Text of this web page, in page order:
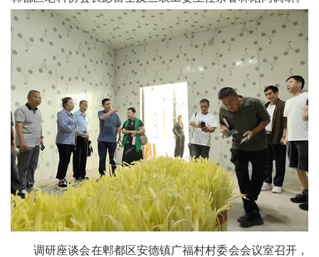
讯
关
工
委
消
息
天
府
调研座谈会在郫都区安德镇广福村村委会会议室召开，